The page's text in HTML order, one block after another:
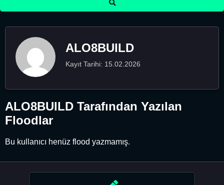
ALO8BUILD
Kayıt Tarihi: 15.02.2026
ALO8BUILD Tarafından Yazılan
Floodlar
Bu kullanıcı henüz flood yazmamış.